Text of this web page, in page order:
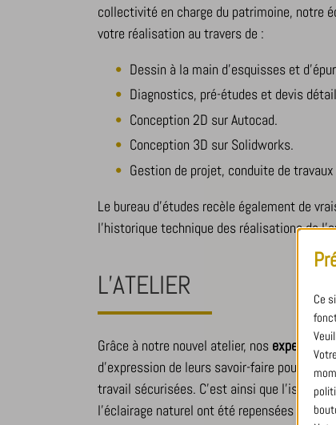
collectivité en charge du patrimoine, notre
votre réalisation au travers de :
Dessin à la main d’esquisses et
Diagnostics, pré-études et devis
Conception 2D sur Autocad.
Conception 3D sur Solidworks.
Gestion de projet, conduite de
Le bureau d’études recèle également de
l’historique technique des réalisations de
L’ATELIER
Grâce à notre nouvel atelier, nos experts en
d’expression de leurs savoir-faire pour
travail sécurisées. C’est ainsi que
l’éclairage naturel ont été repensées pour
Ce